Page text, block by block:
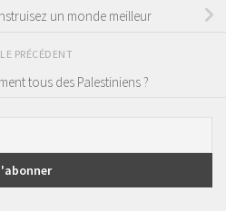
un monde meilleur
PRÉCÉDENT
tous des Palestiniens ?